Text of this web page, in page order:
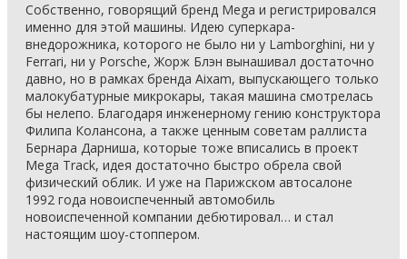
Собственно, говорящий бренд Mega и регистрировался
именно для этой машины. Идею суперкара-
внедорожника, которого не было ни у Lamborghini, ни у
Ferrari, ни у Porsche, Жорж Блэн вынашивал достаточно
давно, но в рамках бренда Aixam, выпускающего только
малокубатурные микрокары, такая машина смотрелась
бы нелепо. Благодаря инженерному гению конструктора
Филипа Колансона, а также ценным советам раллиста
Бернара Дарниша, которые тоже вписались в проект
Mega Track, идея достаточно быстро обрела свой
физический облик. И уже на Парижском автосалоне
1992 года новоиспеченный автомобиль
новоиспеченной компании дебютировал… и стал
настоящим шоу-стоппером.